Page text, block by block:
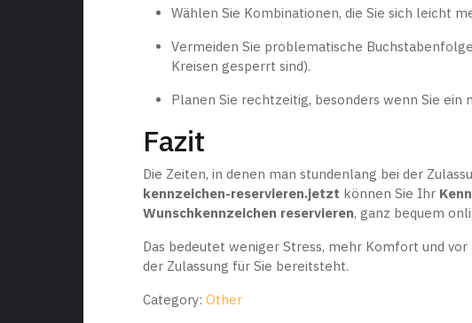
Wählen Sie Kombinationen, die Sie sich leicht
Vermeiden Sie problematische
Kreisen gesperrt sind).
Planen Sie rechtzeitig, besonders wenn Sie ein
Fazit
Die Zeiten, in denen man stundenlang bei der
kennzeichen-reservieren.jetzt können Sie Ihr
Wunschkennzeichen reservieren, ganz bequem
Das bedeutet weniger Stress, mehr Komfort und
der Zulassung für Sie bereitsteht.
Category:Other